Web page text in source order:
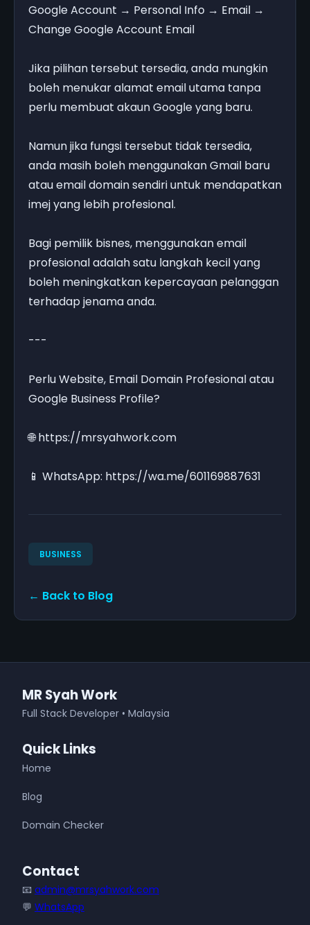
Google Account → Personal Info → Email →
Change Google Account Email
Jika pilihan tersebut tersedia, anda mungkin
boleh menukar alamat email utama tanpa
perlu membuat akaun Google yang baru.
Namun jika fungsi tersebut tidak tersedia,
anda masih boleh menggunakan Gmail baru
atau email domain sendiri untuk mendapatkan
imej yang lebih profesional.
Bagi pemilik bisnes, menggunakan email
profesional adalah satu langkah kecil yang
boleh meningkatkan kepercayaan pelanggan
terhadap jenama anda.
---
Perlu Website, Email Domain Profesional atau
Google Business Profile?
🌐 https://mrsyahwork.com
📱 WhatsApp: https://wa.me/601169887631
BUSINESS
← Back to Blog
MR Syah Work
Full Stack Developer • Malaysia
Quick Links
Home
Blog
Domain Checker
Contact
📧 admin@mrsyahwork.com
💬 WhatsApp